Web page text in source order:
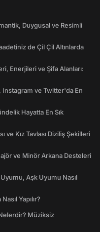
Duygusal ve Resimli
de Çil Çil Altınlarda
Enerjileri ve Şifa Alanları:
Instagram ve Twitter'da En
Hayatta En Sık
ve Kız Tavlası Diziliş Şekilleri
ve Minör Arkana Desteleri
Aşk Uyumu Nasıl
Yapılır?
Müziksiz